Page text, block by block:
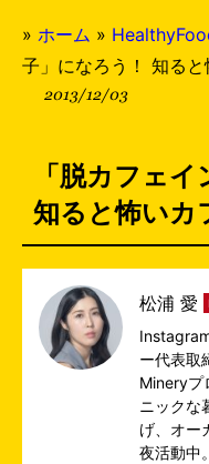
» ホーム »
子」になろう！ 知ると
2013/12/03
「脱カフェ
知ると怖いカ
松浦 愛
ー代表取
Mineryプ
ニックな
げ、オー
夜活動中